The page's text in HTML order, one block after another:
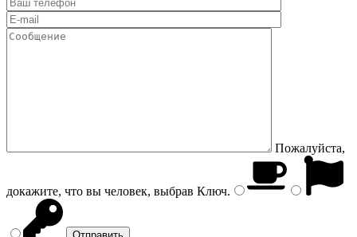
Пожалуйста,
докажите, что вы человек, выбрав Ключ.